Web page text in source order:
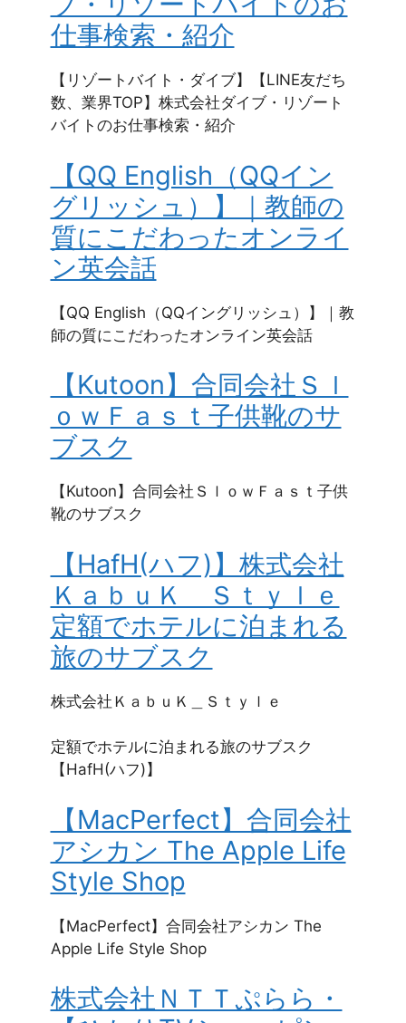
仕事検索・紹介
【リゾートバイト・ダイブ】【LINE友だち
数、業界TOP】株式会社ダイブ・リゾート
バイトのお仕事検索・紹介
【QQ English（QQイン
グリッシュ）】｜教師の
質にこだわったオンライ
ン英会話
【QQ English（QQイングリッシュ）】｜教
師の質にこだわったオンライン英会話
【Kutoon】合同会社Ｓｌ
ｏｗＦａｓｔ子供靴のサ
ブスク
【Kutoon】合同会社ＳｌｏｗＦａｓｔ子供
靴のサブスク
【HafH(ハフ)】株式会社
ＫａｂｕＫ＿Ｓｔｙｌｅ
定額でホテルに泊まれる
旅のサブスク
株式会社ＫａｂｕＫ＿Ｓｔｙｌｅ
定額でホテルに泊まれる旅のサブスク
【HafH(ハフ)】
【MacPerfect】合同会社
アシカン The Apple Life
Style Shop
【MacPerfect】合同会社アシカン The
Apple Life Style Shop
株式会社ＮＴＴぷらら・